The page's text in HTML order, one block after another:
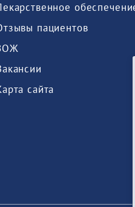
пациентов
сайта